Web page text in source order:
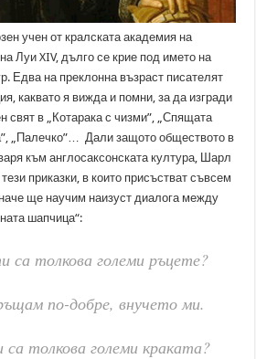
учен от кралската академия на
Луи XIV, дълго се крие под името на
Едва на преклонна възраст писателят
каквато я вижда и помни, за да изгради
свят в
„Котарака с чизми”, „Спящата
„Палечко”…
Дали защото обществото в
към англосаксонската култура, Шарл
приказки, в които присъстват съвсем
ще научим наизуст диалога между
шапчица“:
са толкова големи ръцете?
по-добре, внучето ми.
толкова големи краката?